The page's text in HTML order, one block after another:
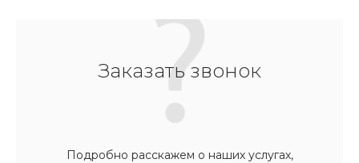
Заказать звонок
Подробно расскажем о наших услугах,